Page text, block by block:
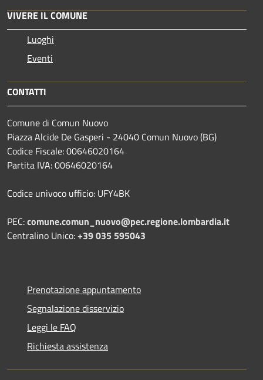
VIVERE IL COMUNE
Luoghi
Eventi
CONTATTI
Comune di Comun Nuovo
Piazza Alcide De Gasperi - 24040 Comun Nuovo (BG)
Codice Fiscale: 00646020164
Partita IVA: 00646020164
Codice univoco ufficio: UFY4BK
PEC:comune.comun_nuovo@pec.regione.lombardia.it
Centralino Unico:+39 035 595043
Prenotazione appuntamento
Segnalazione disservizio
Leggi le FAQ
Richiesta assistenza